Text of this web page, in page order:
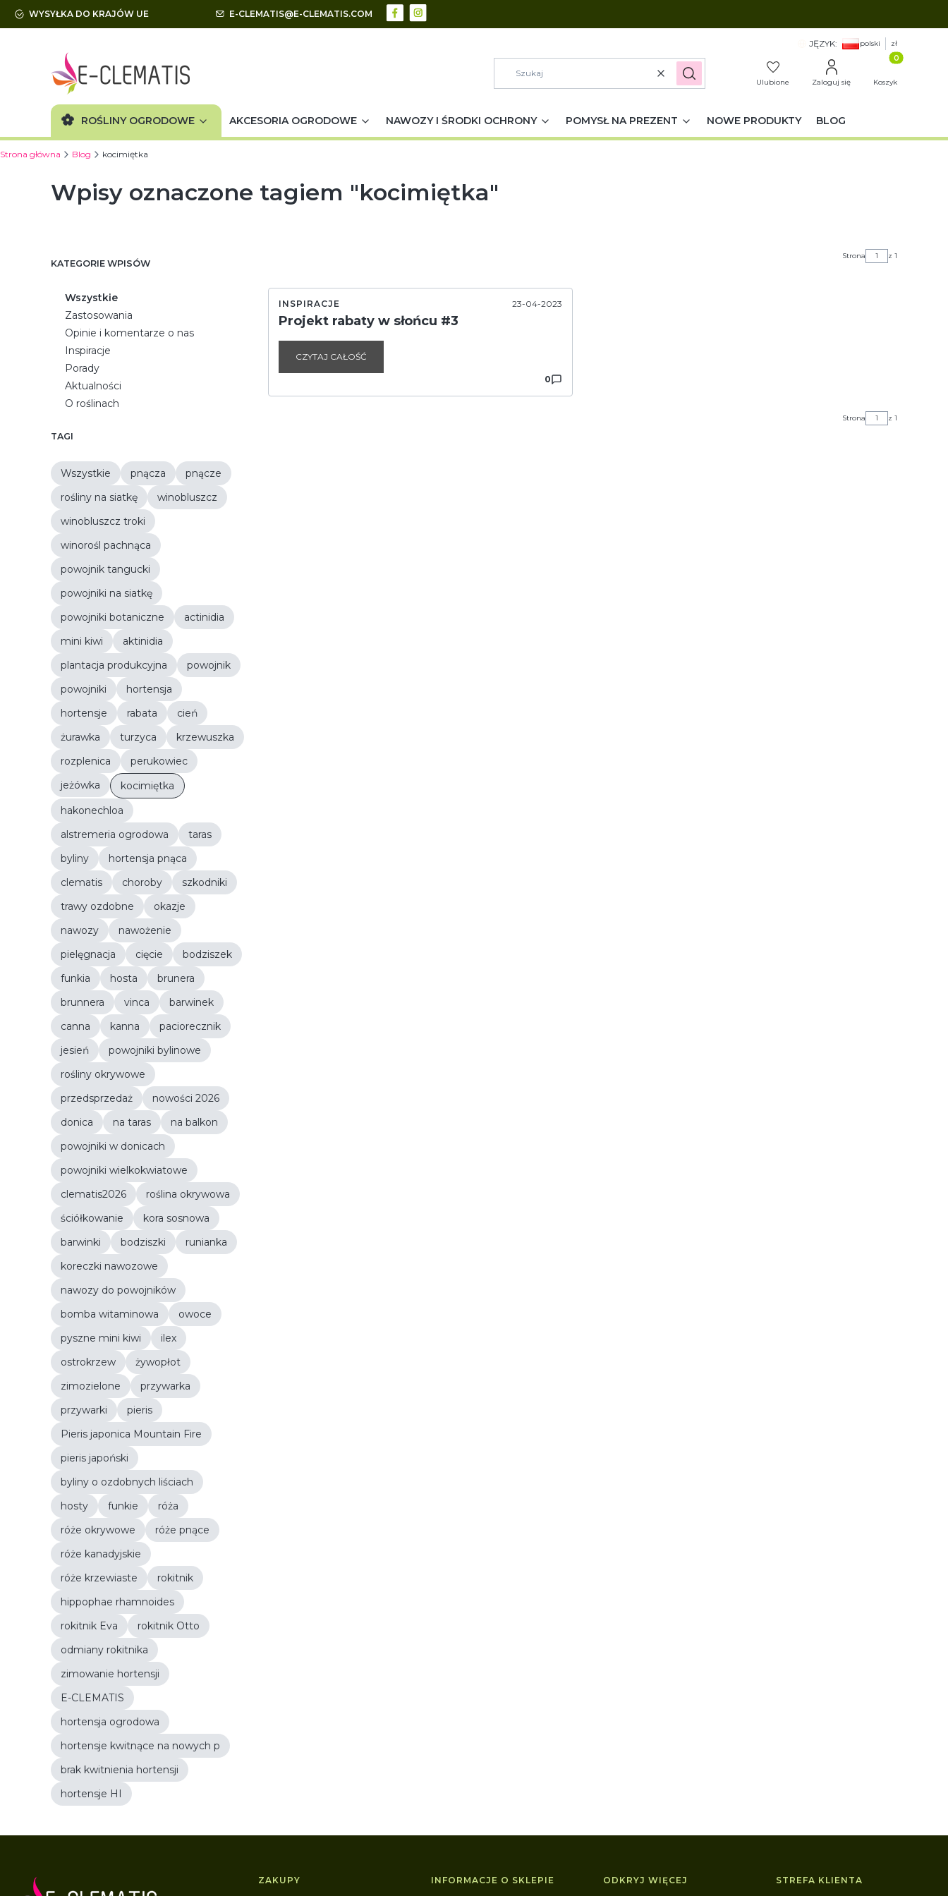
WYSYŁKA DO KRAJÓW UE E-CLEMATIS@E-CLEMATIS.COM
JĘZYK: polski zł
WyczyśćSzukaj Ulubione Zaloguj się
Produkty w
Koszyk
ROŚLINY OGRODOWE AKCESORIA OGRODOWE NAWOZY I ŚRODKI OCHRONY POMYSŁ NA PREZENT NOWE PRODUKTY BLOG
Strona główna Blog kocimiętka
Wpisy oznaczone tagiem "kocimiętka"
KATEGORIE WPISÓW
Wszystkie
Zastosowania
Opinie i komentarze o nas
Inspiracje
Porady
Aktualności
O roślinach
TAGI
Wszystkie pnącza
pnącze
rośliny na siatkę
winobluszcz
winobluszcz troki
winorośl pachnąca
powojnik tangucki
powojniki na siatkę
powojniki botaniczne
actinidia
mini kiwi
aktinidia
plantacja produkcyjna
powojnik
powojniki
hortensja
hortensje
rabata
cień
żurawka
turzyca
krzewuszka
rozplenica
perukowiec
jeżówka
kocimiętka
hakonechloa
alstremeria ogrodowa
taras
byliny
hortensja pnąca
clematis
choroby
szkodniki
trawy ozdobne
okazje
nawozy
nawożenie
pielęgnacja
cięcie
bodziszek
funkia
hosta
brunera
brunnera
vinca
barwinek
canna
kanna
paciorecznik
jesień
powojniki bylinowe
rośliny okrywowe
przedsprzedaż
nowości 2026
donica
na taras
na balkon
powojniki w donicach
powojniki wielkokwiatowe
clematis2026
roślina okrywowa
ściółkowanie
kora sosnowa
barwinki
bodziszki
runianka
koreczki nawozowe
nawozy do powojników
bomba witaminowa
owoce
pyszne mini kiwi
ilex
ostrokrzew
żywopłot
zimozielone
przywarka
przywarki
pieris
Pieris japonica Mountain Fire
pieris japoński
byliny o ozdobnych liściach
hosty
funkie
róża
róże okrywowe
róże pnące
róże kanadyjskie
róże krzewiaste
rokitnik
hippophae rhamnoides
rokitnik Eva
rokitnik Otto
odmiany rokitnika
zimowanie hortensji
E-CLEMATIS
hortensja ogrodowa
hortensje kwitnące na nowych p
brak kwitnienia hortensji
hortensje HI
Strona z 1
INSPIRACJE 23-04-2023
Projekt rabaty w słońcu #3
CZYTAJ CAŁOŚĆ
0
Strona z 1
Linki w stopce
ZAKUPY
INFORMACJE O SKLEPIE
ODKRYJ WIĘCEJ
STREFA KLIENTA